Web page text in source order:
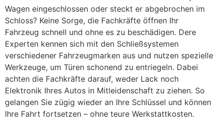
Wagen eingeschlossen oder steckt er abgebrochen im
Schloss? Keine Sorge, die Fachkräfte öffnen Ihr
Fahrzeug schnell und ohne es zu beschädigen. Dere
Experten kennen sich mit den Schließsystemen
verschiedener Fahrzeugmarken aus und nutzen spezielle
Werkzeuge, um Türen schonend zu entriegeln. Dabei
achten die Fachkräfte darauf, weder Lack noch
Elektronik Ihres Autos in Mitleidenschaft zu ziehen. So
gelangen Sie zügig wieder an Ihre Schlüssel und können
Ihre Fahrt fortsetzen – ohne teure Werkstattkosten.